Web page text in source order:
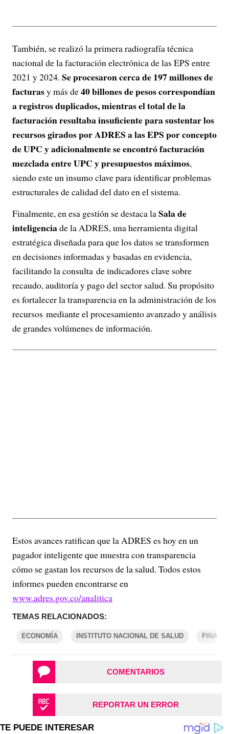
También, se realizó la primera radiografía técnica
nacional de la facturación electrónica de las EPS entre
2021 y 2024. Se procesaron cerca de 197 millones de
facturasy más de40 billones de pesos correspondían
a registros duplicados, mientras el total de la
facturación resultaba insuficiente para sustentar los
recursos girados por ADRES a las EPS por concepto
de UPC y adicionalmente se encontró facturación
mezclada entre UPC y presupuestos máximos,
siendo este un insumo clave para identificar problemas
estructurales de calidad del dato en el sistema.
Finalmente, en esa gestión se destaca laSala de
inteligenciade la ADRES, una herramienta digital
estratégica diseñada para que los datos se transformen
en decisiones informadas y basadas en evidencia,
facilitando la consulta de indicadores clave sobre
recaudo, auditoría y pago del sector salud. Su propósito
es fortalecer la transparencia en la administración de los
recursos mediante el procesamiento avanzado y análisis
de grandes volúmenes de información.
Estos avances ratifican que la ADRES es hoy en un
pagador inteligente que muestra con transparencia
cómo se gastan los recursos de la salud. Todos estos
informes pueden encontrarse en
www.adres.gov.co/analitica
TEMAS RELACIONADOS:
ECONOMÍA INSTITUTO NACIONAL DE SALUD
COMENTARIOS
REPORTAR UN ERROR